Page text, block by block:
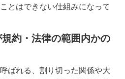
とはできない仕組みになって
規約・法律の範囲内かの
ばれる、割り切った関係や大